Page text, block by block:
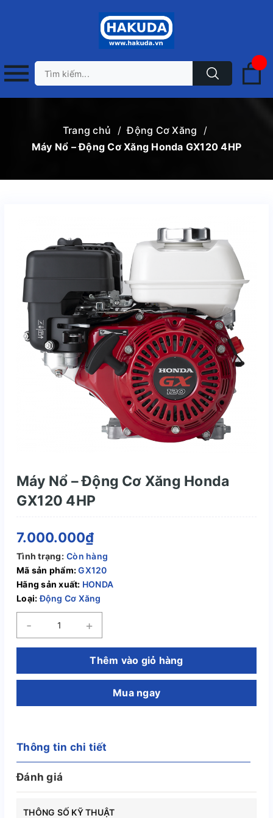
Trang chủ / Động Cơ Xăng
/
Máy Nổ – Động Cơ Xăng Honda GX120 4HP
Máy Nổ – Động Cơ Xăng Honda
GX120 4HP
7.000.000₫
Tình trạng: Còn hàng
Mã sản phẩm:GX120
Hãng sản xuất: HONDA
Loại:Động Cơ Xăng
- +
Thêm vào giỏ hàng
Mua ngay
Thông tin chi tiết
Đánh giá
THÔNG SỐ KỸ THUẬT